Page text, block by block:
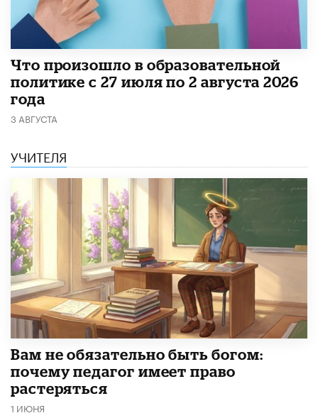
​Что произошло в образовательной
политике с 27 июля по 2 августа 2026
года
3 АВГУСТА
УЧИТЕЛЯ
​Вам не обязательно быть богом:
почему педагог имеет право
растеряться
1 ИЮНЯ